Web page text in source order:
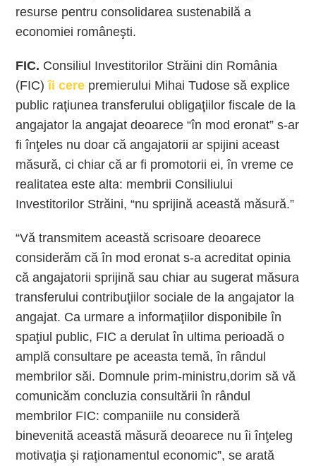
resurse pentru consolidarea sustenabilă a
economiei româneşti.
FIC. Consiliul Investitorilor Străini din România
(FIC)îi cere premierului Mihai Tudose să explice
public raţiunea transferului obligaţiilor fiscale de la
angajator la angajat deoarece “în mod eronat” s-ar
fi înţeles nu doar că angajatorii ar spijini aceast
măsură, ci chiar că ar fi promotorii ei, în vreme ce
realitatea este alta: membrii Consiliului
Investitorilor Străini, “nu sprijină această măsură.”
“Vă transmitem această scrisoare deoarece
considerăm că în mod eronat s-a acreditat opinia
că angajatorii sprijină sau chiar au sugerat măsura
transferului contribuţiilor sociale de la angajator la
angajat. Ca urmare a informaţiilor disponibile în
spaţiul public, FIC a derulat în ultima perioadă o
amplă consultare pe aceasta temă, în rândul
membrilor săi. Domnule prim-ministru,dorim să vă
comunicăm concluzia consultării în rândul
membrilor FIC: companiile nu consideră
binevenită această măsură deoarece nu îi înţeleg
motivaţia şi raţionamentul economic”, se arată